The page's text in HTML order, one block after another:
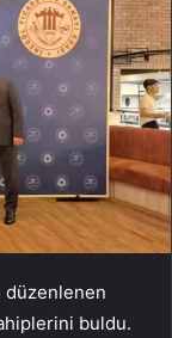
düzenlenen
buldu.